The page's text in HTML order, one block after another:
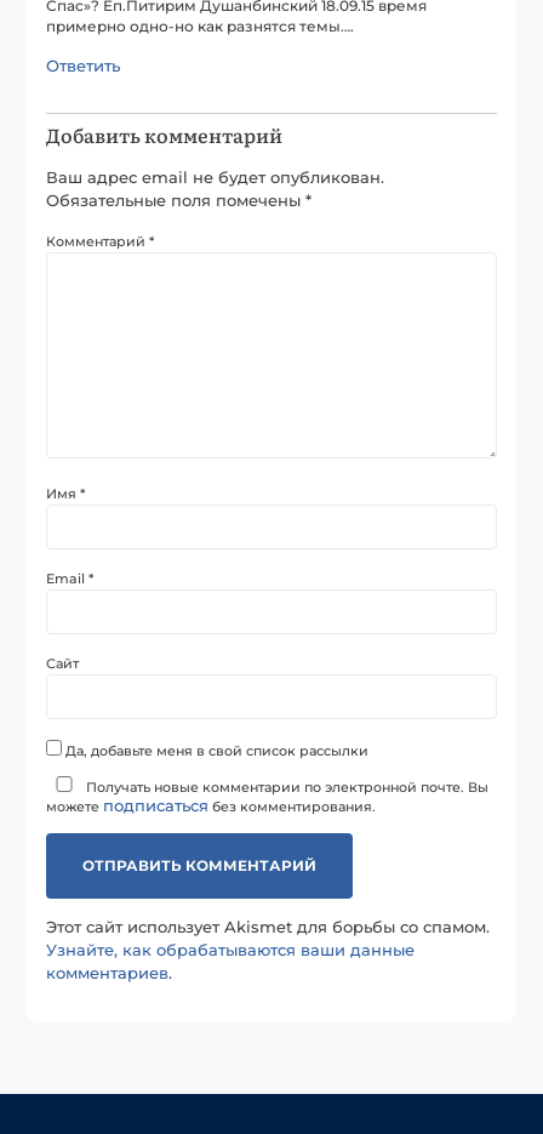
Спас»? Еп.Питирим Душанбинский 18.09.15 время
примерно одно-но как разнятся темы….
Ответить
Добавить комментарий
Ваш адрес email не будет опубликован.
Обязательные поля помечены*
Комментарий*
Имя*
Email*
Сайт
Да, добавьте меня в свой список рассылки
Получать новые комментарии по электронной почте. Вы
можете подписаться без комментирования.
Этот сайт использует Akismet для борьбы со спамом.
Узнайте, как обрабатываются ваши данные
комментариев.